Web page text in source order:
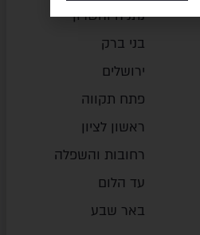
נתניה והשרון
בני ברק
ירושלים
פתח תקווה
ראשון לציון
רחובות והשפלה
עד הלום
באר שבע